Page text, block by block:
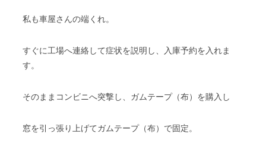
私も車屋さんの端くれ。
すぐに工場へ連絡して症状を説明し、入庫予約を入れま
す。
そのままコンビニへ突撃し、ガムテープ（布）を購入し
窓を引っ張り上げてガムテープ（布）で固定。